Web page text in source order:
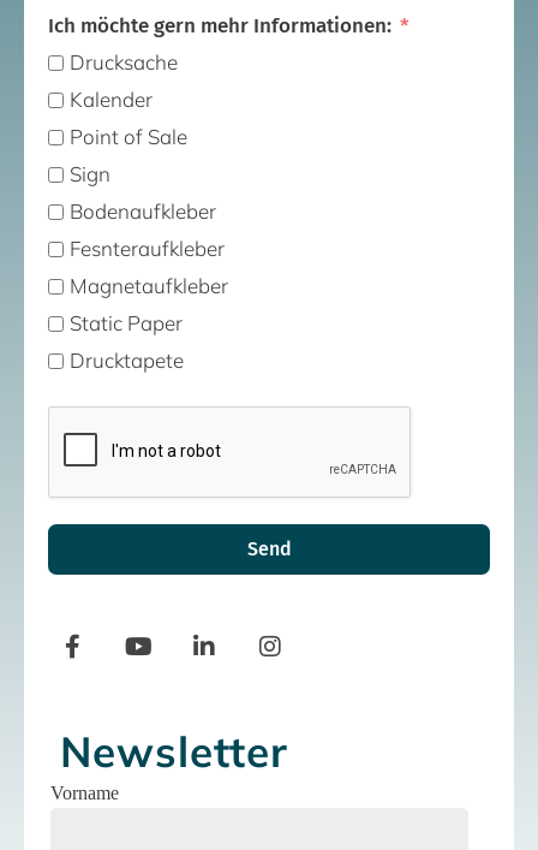
Ich möchte gern mehr Informationen:
Drucksache
Kalender
Point of Sale
Sign
Bodenaufkleber
Fesnteraufkleber
Magnetaufkleber
Static Paper
Drucktapete
Send
Newsletter
Vorname